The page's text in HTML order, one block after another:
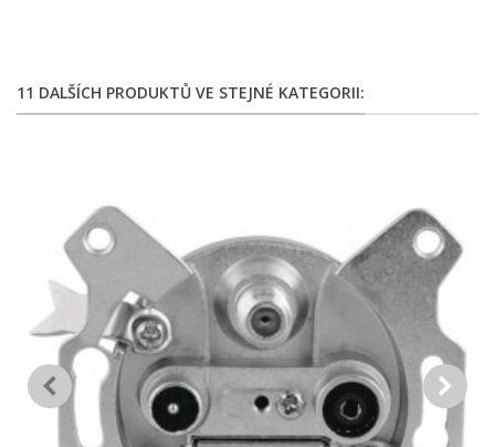
11 DALŠÍCH PRODUKTŮ VE STEJNÉ KATEGORII: